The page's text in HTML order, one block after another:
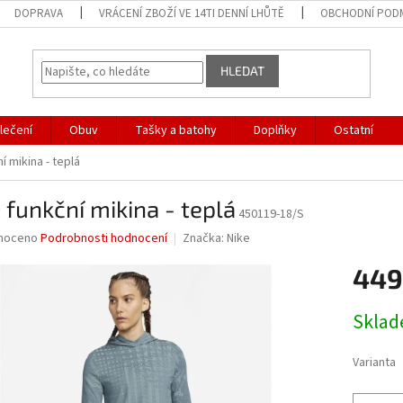
DOPRAVA VRÁCENÍ ZBOŽÍ VE 14TI DENNÍ LHŮTĚ OBCHODNÍ
HLEDAT
Obuv Tašky a batohy Doplňky
Ostatní
mikina - teplá
funkční mikina - teplá 450119-18/S
Podrobnosti hodnocení Značka: Nike
cena:
Varianta